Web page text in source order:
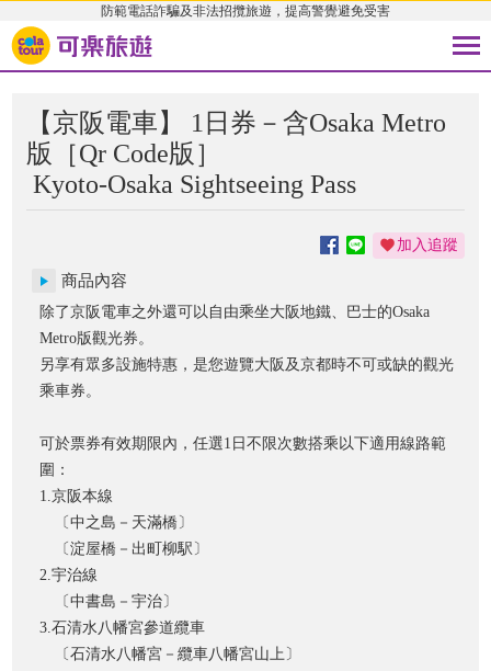
防範電話詐騙及非法招攬旅遊，提高警覺避免受害
【京阪電車】 1日券－含Osaka Metro
版［Qr Code版］
Kyoto-Osaka Sightseeing Pass
加入追蹤
商品內容
除了京阪電車之外還可以自由乘坐大阪地鐵、巴士的Osaka
Metro版觀光券。
另享有眾多設施特惠，是您遊覽大阪及京都時不可或缺的觀光
乘車券。
可於票券有效期限內，任選1日不限次數搭乘以下適用線路範
圍：
1.京阪本線
〔中之島－天滿橋〕
〔淀屋橋－出町柳駅〕
2.宇治線
〔中書島－宇治〕
3.石清水八幡宮參道纜車
〔石清水八幡宮－纜車八幡宮山上〕